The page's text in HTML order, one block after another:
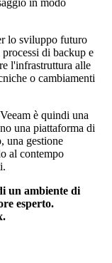
lo sviluppo futuro
di backup e
l'infrastruttura alle
o cambiamenti
è quindi una
una piattaforma di
una gestione
al contempo
un ambiente di
esperto.